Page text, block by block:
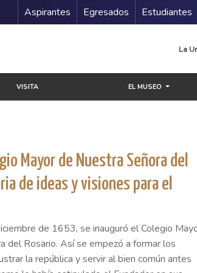
Menu Secundario
Aspirantes Egresados Estudiantes
La
VISITA EL MUSEO
Mayor de Nuestra Señora del
de ideas y visiones para el
de 1653, se inauguró el Colegio
del Rosario. Así se empezó a formar los
la república y servir al bien común antes